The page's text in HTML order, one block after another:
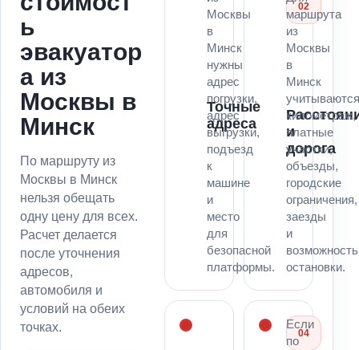
ь
эвакуатор
а из
Москвы в
Минск
По маршруту из
Москвы в Минск
нельзя обещать
одну цену для всех.
Расчет делается
после уточнения
адресов,
автомобиля и
условий на обеих
точках.
Точные
адреса
Москвы
в
Минск
нужны
адрес
погрузки,
адрес
выгрузки,
подъезд
к
машине
и
место
для
безопасной
платформы.
02
и
дорога
маршрута
из
Москвы
в
Минск
километраж,
платные
участки,
объезды,
городские
ограничения,
заезды
и
возможность
остановки.
04
Если
по